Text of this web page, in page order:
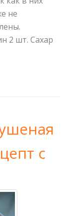
не
2 шт. Сахар
с